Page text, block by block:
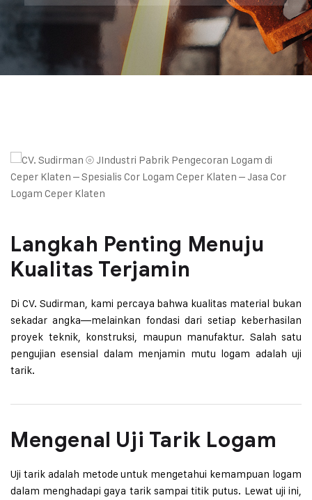
Langkah Penting Menuju
Kualitas Terjamin
Di CV. Sudirman, kami percaya bahwa kualitas material bukan
sekadar angka—melainkan fondasi dari setiap keberhasilan
proyek teknik, konstruksi, maupun manufaktur. Salah satu
pengujian esensial dalam menjamin mutu logam adalah uji
tarik.
Mengenal Uji Tarik Logam
Uji tarik adalah metode untuk mengetahui kemampuan logam
dalam menghadapi gaya tarik sampai titik putus. Lewat uji ini,